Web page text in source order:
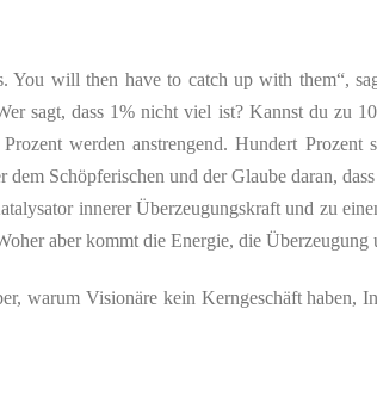
You will then have to catch up with them“,
sagt, dass 1% nicht viel ist? Kannst du zu
werden anstrengend. Hundert
Schöpferischen und der Glaube daran,
innerer Überzeugungskraft und zu
aber kommt die Energie, die
warum Visionäre kein Kerngeschäft haben,